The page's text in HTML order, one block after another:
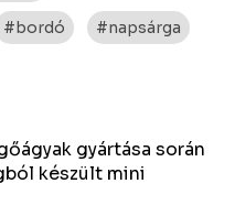
#bordó #napsárga
gyártása során
készült mini